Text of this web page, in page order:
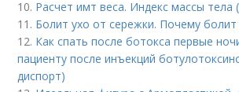
10. Расчет имт веса. Индекс массы
11. Болит ухо от сережки. Почему
12. Как спать после ботокса первые
пациенту после инъекций
диспорт)